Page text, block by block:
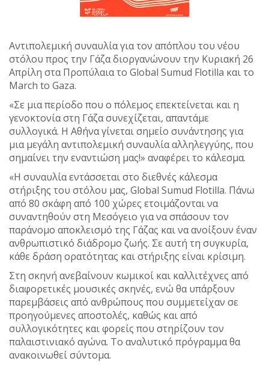
Αντιπολεμική συναυλία για τον απόπλου του νέου
στόλου προς την Γάζα διοργανώνουν την Κυριακή 26
Απρίλη στα Προπύλαια το Global Sumud Flotilla και το
Μarch to Gaza.
«Σε μια περίοδο που ο πόλεμος επεκτείνεται και η
γενοκτονία στη Γάζα συνεχίζεται, απαντάμε
συλλογικά. Η Αθήνα γίνεται σημείο συνάντησης για
μια μεγάλη αντιπολεμική συναυλία αλληλεγγύης, που
σημαίνει την εναντιώση μας!» αναφέρει το κάλεσμα.
«Η συναυλία εντάσσεται στο διεθνές κάλεσμα
στήριξης του στόλου μας, Global Sumud Flotilla. Πάνω
από 80 σκάφη από 100 χώρες ετοιμάζονται να
συναντηθούν στη Μεσόγειο για να σπάσουν τον
παράνομο αποκλεισμό της Γάζας και να ανοίξουν έναν
ανθρωπιστικό διάδρομο ζωής. Σε αυτή τη συγκυρία,
κάθε δράση ορατότητας και στήριξης είναι κρίσιμη.
Στη σκηνή ανεβαίνουν κωμικοί και καλλιτέχνες από
διαφορετικές μουσικές σκηνές, ενώ θα υπάρξουν
παρεμβάσεις από ανθρώπους που συμμετείχαν σε
προηγούμενες αποστολές, καθώς και από
συλλογικότητες και φορείς που στηρίζουν τον
παλαιστινιακό αγώνα. Το αναλυτικό πρόγραμμα θα
ανακοινωθεί σύντομα.